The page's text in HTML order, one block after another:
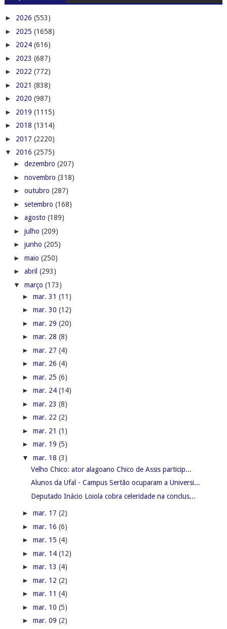
► 2026 (553)
► 2025 (1658)
► 2024 (616)
► 2023 (687)
► 2022 (772)
► 2021 (838)
► 2020 (987)
► 2019 (1115)
► 2018 (1314)
► 2017 (2220)
▼ 2016 (2575)
► dezembro (207)
► novembro (318)
► outubro (287)
► setembro (168)
► agosto (189)
► julho (209)
► junho (205)
► maio (250)
► abril (293)
▼ março (173)
► mar. 31 (11)
► mar. 30 (12)
► mar. 29 (20)
► mar. 28 (8)
► mar. 27 (4)
► mar. 26 (4)
► mar. 25 (6)
► mar. 24 (14)
► mar. 23 (8)
► mar. 22 (2)
► mar. 21 (1)
► mar. 19 (5)
▼ mar. 18 (3)
Velho Chico: ator alagoano Chico de Assis particip...
Alunos da Ufal - Campus Sertão ocuparam a Universi...
Deputado Inácio Loiola cobra celeridade na conclus...
► mar. 17 (2)
► mar. 16 (6)
► mar. 15 (4)
► mar. 14 (12)
► mar. 13 (4)
► mar. 12 (2)
► mar. 11 (4)
► mar. 10 (5)
► mar. 09 (2)